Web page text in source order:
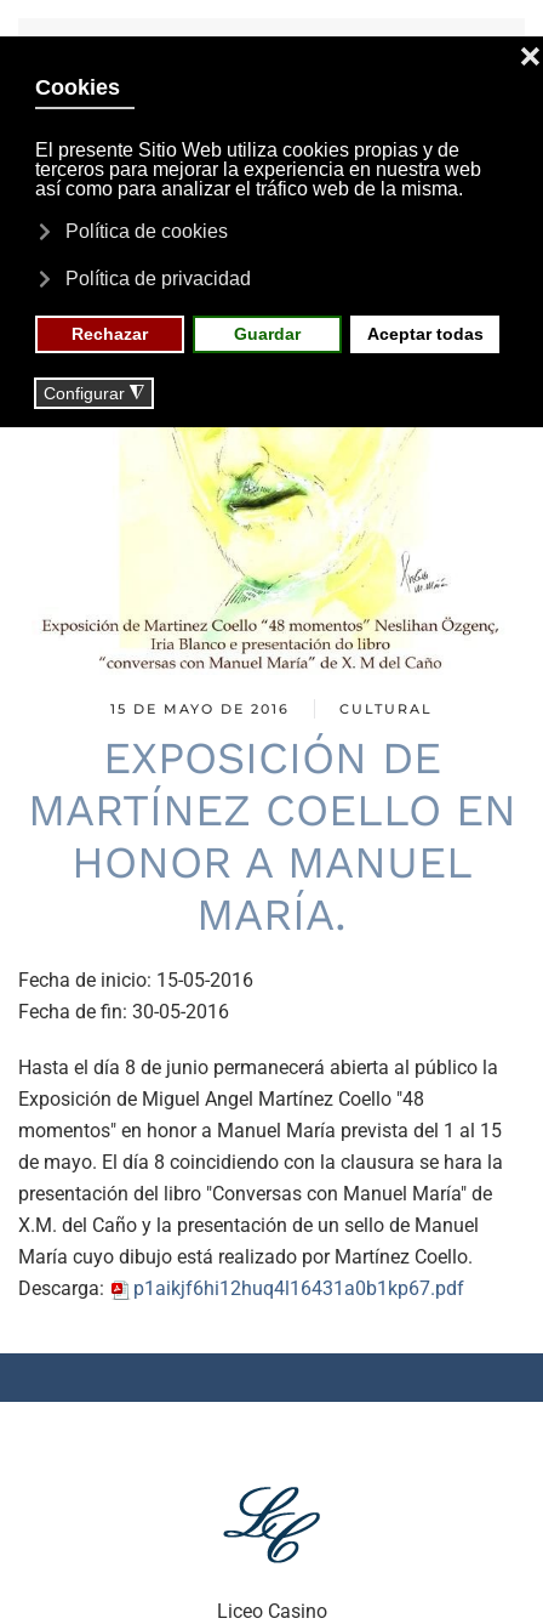
INVITACIONES
MI CUENTA
15 DE MAYO DE 2016 CULTURAL
EXPOSICIÓN DE
MARTÍNEZ COELLO EN
HONOR A MANUEL
MARÍA.
Fecha de inicio: 15-05-2016
Fecha de fin: 30-05-2016
Hasta el día 8 de junio permanecerá abierta al público la
Exposición de Miguel Angel Martínez Coello "48
momentos" en honor a Manuel María prevista del 1 al 15
de mayo. El día 8 coincidiendo con la clausura se hara la
presentación del libro "Conversas con Manuel María" de
X.M. del Caño y la presentación de un sello de Manuel
María cuyo dibujo está realizado por Martínez Coello.
Descarga:
p1aikjf6hi12huq4l16431a0b1kp67.pdf
Liceo Casino